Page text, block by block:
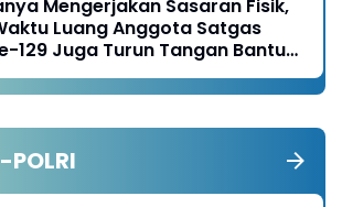
Mengerjakan Sasaran Fisik,
Luang Anggota Satgas
129 Juga Turun Tangan Bantu
Jagung
POLRI